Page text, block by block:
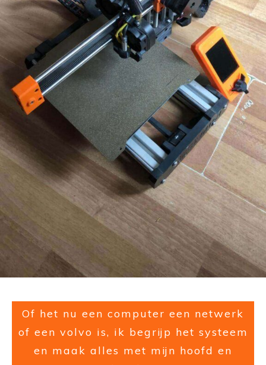
Of het nu een computer een netwerk
of een volvo is, ik begrijp het systeem
en maak alles met mijn hoofd en